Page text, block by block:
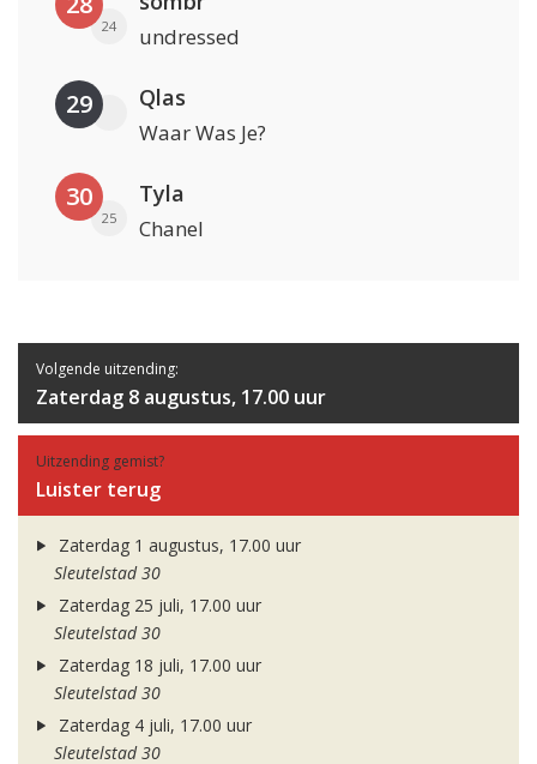
24 undressed
29 Qlas
Waar Was Je?
30
25
Tyla
Chanel
Volgende uitzending:
Zaterdag 8 augustus, 17.00 uur
Uitzending gemist?
Luister terug
Zaterdag 1 augustus, 17.00 uur
Sleutelstad 30
Zaterdag 25 juli, 17.00 uur
Sleutelstad 30
Zaterdag 18 juli, 17.00 uur
Sleutelstad 30
Zaterdag 4 juli, 17.00 uur
Sleutelstad 30